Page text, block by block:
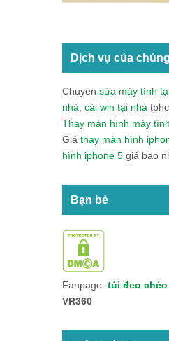
Dịch vụ của
Chuyên sửa máy tính
nhà cài win tại nhà
Thay màn hình máy
Giá thay màn hình
hình iphone 5 giá bao
Bạn bè
Fanpage: túi đeo
VR360